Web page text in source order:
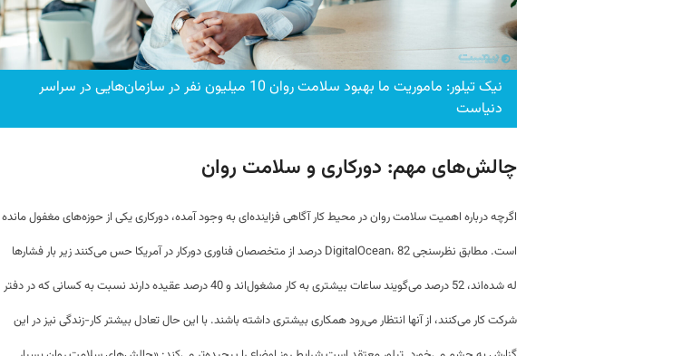
نیک تیلور: ماموریت ما بهبود سلامت روان 10 میلیون نفر در سازمان‌هایی در سراسر
دنیاست
چالش‌های مهم: دورکاری و سلامت روان
اگرچه درباره اهمیت سلامت روان در محیط کار آگاهی فزاینده‌ای به وجود آمده، دورکاری یکی از حوزه‌های مغفول مانده
است. مطابق نظرسنجی DigitalOcean، 82 درصد از متخصصان فناوری دورکار در آمریکا حس می‌کنند زیر بار فشارها
له شده‌اند، 52 درصد می‌گویند ساعات بیشتری به کار مشغول‌اند و 40 درصد عقیده دارند نسبت به کسانی که در دفتر
شرکت کار می‌کنند، از آنها انتظار می‌رود همکاری بیشتری داشته باشند. با این‌ حال تعادل بیشتر کار-زندگی نیز در این